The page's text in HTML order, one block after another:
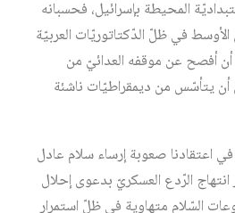
المحيطة بإسرائيل، فحسبانه
في ظلّ الدّكتاتوريّات العربيّة
أن أفصح عن موقفه العدائيّ من
أن يتأسّس من ديمقراطيّات ناشئة
اعتقادنا صعوبة إرساء سلام عادل
الرّدع العسكريّ بدعوى إحلال
السّلام متهاوية في ظلّ استمرار